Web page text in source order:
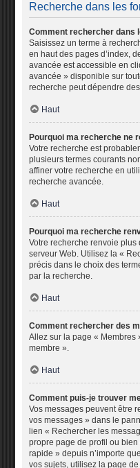
Recherche dans les
Comment rechercher dans
Saisissez un terme à
en haut des pages d’index,
avancée est accessible en
avancée » disponible sur
recherche peut dépendre
Haut
Pourquoi ma recherche ne
Votre recherche est
plusieurs termes courants
affiner votre recherche en
recherche avancée.
Haut
Pourquoi ma recherche
Votre recherche renvoie
serveur Web. Utilisez la «
précis dans le choix des
par la recherche.
Haut
Comment rechercher des
Allez sur la page « Membres
membre ».
Haut
Comment puis-je trouver
Vos messages peuvent être
vos messages » dans le
lien « Rechercher les
propre page de profil ou
rapide » depuis n’importe
vos sujets, utilisez la page